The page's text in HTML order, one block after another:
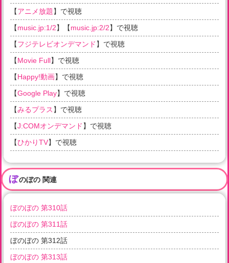
【アニメ放題】で視聴
【music.jp:1/2】【music.jp:2/2】で視聴
【フジテレビオンデマンド 】で視聴
【Movie Full】で視聴
【Happy!動画】で視聴
【Google Play】で視聴
【みるプラス 】で視聴
【J:COMオンデマンド 】で視聴
【ひかりTV】で視聴
ぼのぼの 関連
ぼのぼの 第310話
ぼのぼの 第311話
ぼのぼの 第312話
ぼのぼの 第313話